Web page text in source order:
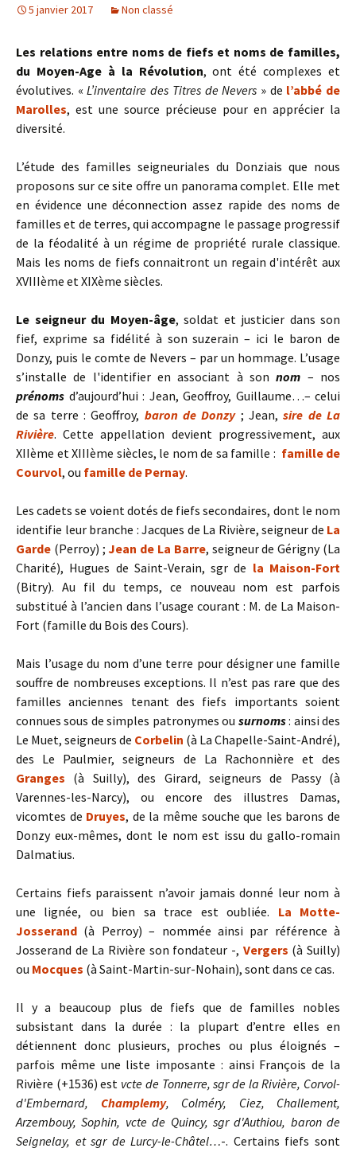
5 janvier 2017 Non classé
Les relations entre noms de fiefs et noms de familles,
du Moyen-Age à la Révolution, ont été complexes et
évolutives. «L’inventaire des Titres de Nevers » de l’abbé de
Marolles, est une source précieuse pour en apprécier la
diversité.
L’étude des familles seigneuriales du Donziais que nous
proposons sur ce site offre un panorama complet. Elle met
en évidence une déconnection assez rapide des noms de
familles et de terres, qui accompagne le passage progressif
de la féodalité à un régime de propriété rurale classique.
Mais les noms de fiefs connaitront un regain d'intérêt aux
XVIIIème et XIXème siècles.
Le seigneur du Moyen-âge, soldat et justicier dans son
fief, exprime sa fidélité à son suzerain – ici le baron de
Donzy, puis le comte de Nevers – par un hommage. L’usage
s’installe de l'identifier en associant à sonnom – nos
prénoms d’aujourd’hui : Jean, Geoffroy, Guillaume…– celui
de sa terre : Geoffroy, baron de Donzy; Jean,sire de La
Rivière. Cette appellation devient progressivement, aux
XIIème et XIIIème siècles, le nom de sa famille : famille de
Courvol, ou famille de Pernay.
Les cadets se voient dotés de fiefs secondaires, dont le nom
identifie leur branche : Jacques de La Rivière, seigneur de La
Garde (Perroy) ;Jean de La Barre, seigneur de Gérigny (La
Charité), Hugues de Saint-Verain, sgr de la Maison-Fort
(Bitry). Au fil du temps, ce nouveau nom est parfois
substitué à l’ancien dans l’usage courant : M. de La Maison-
Fort (famille du Bois des Cours).
Mais l’usage du nom d’une terre pour désigner une famille
souffre de nombreuses exceptions. Il n’est pas rare que des
familles anciennes tenant des fiefs importants soient
connues sous de simples patronymes ou surnoms: ainsi des
Le Muet, seigneurs de Corbelin (à La Chapelle-Saint-André),
des Le Paulmier, seigneurs de La Rachonnière et des
Granges (à Suilly), des Girard, seigneurs de Passy (à
Varennes-les-Narcy), ou encore des illustres Damas,
vicomtes de Druyes, de la même souche que les barons de
Donzy eux-mêmes, dont le nom est issu du gallo-romain
Dalmatius.
Certains fiefs paraissent n’avoir jamais donné leur nom à
une lignée, ou bien sa trace est oubliée. La Motte-
Josserand (à Perroy) – nommée ainsi par référence à
Josserand de La Rivière son fondateur -, Vergers (à Suilly)
ou Mocques (à Saint-Martin-sur-Nohain), sont dans ce cas.
Il y a beaucoup plus de fiefs que de familles nobles
subsistant dans la durée : la plupart d’entre elles en
détiennent donc plusieurs, proches ou plus éloignés –
parfois même une liste imposante : ainsi François de la
Rivière (+1536) est vcte de Tonnerre, sgr de la Rivière, Corvol-
d'Embernard, Champlemy, Colméry, Ciez, Challement,
Arzembouy, Sophin, vcte de Quincy, sgr d'Authiou, baron de
Seignelay, et sgr de Lurcy-le-Châtel…-. Certains fiefs sont